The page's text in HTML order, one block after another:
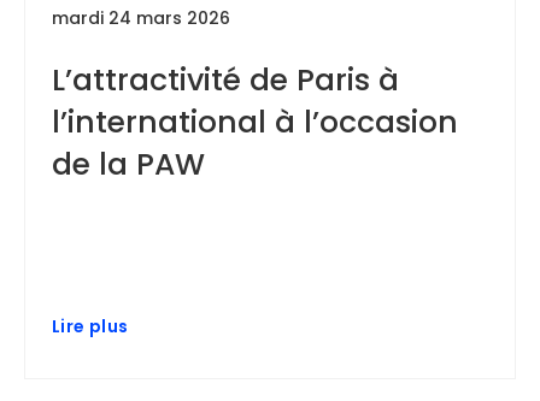
mardi 24 mars 2026
L’attractivité de Paris à
l’international à l’occasion
de la PAW
Lire plus